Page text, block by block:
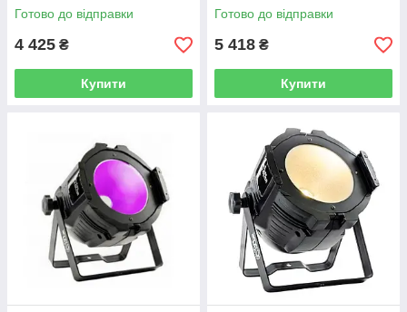
Готово до відправки
4 425 ₴
Купити
Готово до відправки
5 418 ₴
Купити